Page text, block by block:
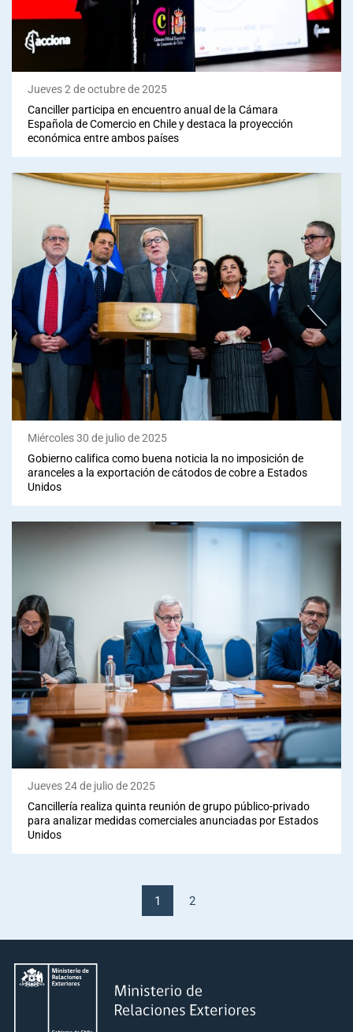
Jueves 2 de octubre de 2025
Canciller participa en encuentro anual de la Cámara
Española de Comercio en Chile y destaca la proyección
económica entre ambos países
Miércoles 30 de julio de 2025
Gobierno califica como buena noticia la no imposición de
aranceles a la exportación de cátodos de cobre a Estados
Unidos
Jueves 24 de julio de 2025
Cancillería realiza quinta reunión de grupo público-privado
para analizar medidas comerciales anunciadas por Estados
Unidos
1 2